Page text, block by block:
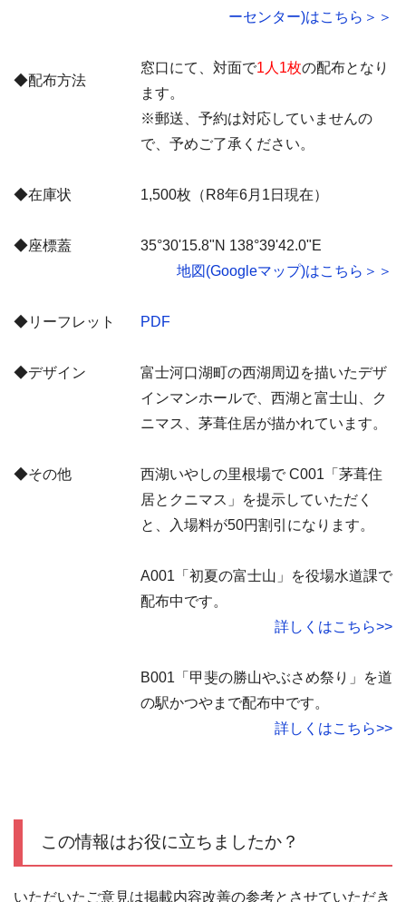
ーセンター)はこちら＞＞
◆配布方法
窓口にて、対面で1人1枚の配布となり
ます。
※郵送、予約は対応していませんの
で、予めご了承ください。
◆在庫状 1,500枚（R8年6月1日現在）
◆座標蓋
35°30'15.8"N 138°39'42.0"E
地図(Googleマップ)はこちら＞＞
◆リーフレット PDF
◆デザイン
富士河口湖町の西湖周辺を描いたデザ
インマンホールで、西湖と富士山、ク
ニマス、茅葺住居が描かれています。
◆その他
西湖いやしの里根場で C001「茅葺住
居とクニマス」を提示していただく
と、入場料が50円割引になります。
A001「初夏の富士山」を役場水道課で
配布中です。
詳しくはこちら>>
B001「甲斐の勝山やぶさめ祭り」を道
の駅かつやまで配布中です。
詳しくはこちら>>
この情報はお役に立ちましたか？
いただいたご意見は掲載内容改善の参考とさせていただき